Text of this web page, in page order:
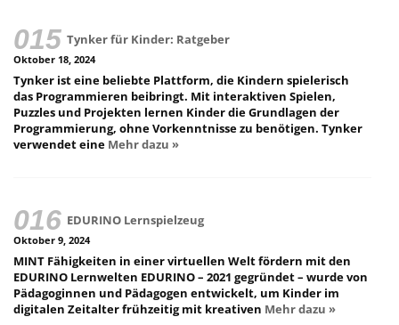
Tynker für Kinder: Ratgeber
Oktober 18, 2024
Tynker ist eine beliebte Plattform, die Kindern spielerisch
das Programmieren beibringt. Mit interaktiven Spielen,
Puzzles und Projekten lernen Kinder die Grundlagen der
Programmierung, ohne Vorkenntnisse zu benötigen. Tynker
verwendet eine Mehr dazu »
EDURINO Lernspielzeug
Oktober 9, 2024
MINT Fähigkeiten in einer virtuellen Welt fördern mit den
EDURINO Lernwelten EDURINO – 2021 gegründet – wurde von
Pädagoginnen und Pädagogen entwickelt, um Kinder im
digitalen Zeitalter frühzeitig mit kreativen Mehr dazu »